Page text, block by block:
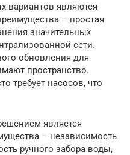
вариантов являются
– простая
значительных
сети.
обновления для
пространство.
требует насосов, что
является
– независимость
ручного забора воды,